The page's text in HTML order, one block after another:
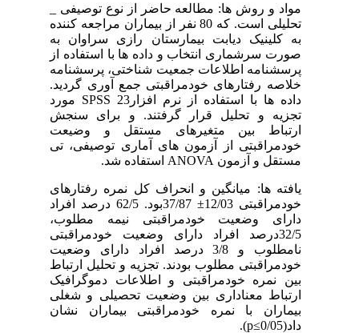
مواد و روش ها: مطالعه حاضر از نوع توصیفی _
تحلیلی است. که 80 نفر از بیماران مراجعه کننده
به کلینیک دیابت بیمارستان رازی سراوان به
صورت سرشماری انتخاب و داده ها با استفاده از
پرسشنامه اطلاعات جمعیت شناختی، پرسشنامه
خلاصه رفتارهای خودمراقبتی جمع آوری گردید.
داده ها با استفاده از نرم افزار23 SPSS مورد
تجزیه و تحلیل قرار گرفتند. و برای سنجش
ارتباط بین متغیرهای مستقل و وضیعت
خودمراقبتی از آزمون های آماری توصیفی، تی
مستقل و آزمون ANOVA استفاده شد.
یافته ها: میانگین و انحراف کل نمره رفتارهای
خودمراقبتی 12/03± 37/87بود. 62/5 درصد افراد
دارای وضعیت خودمراقبتی نیمه مطلوب،
32/5درصد افراد دارای وضعیت خودمراقبتی
نامطلوب و 3/8 درصد افراد دارای وضعیت
خودمراقبتی مطلوب بودند. تجزیه و تحلیل ارتباط
بین نمره خودمراقبتی و اطلاعات دموگرافیک
ارتباط معناداری بین وضعیت تحصیلی و شغلی
بیماران با نمره خودمراقبتی بیماران نشان
داد(p≤0/05).